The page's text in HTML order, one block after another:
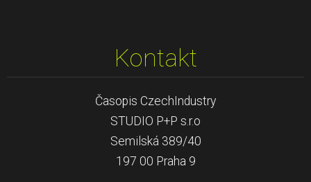
Kontakt
Časopis CzechIndustry
STUDIO P+P s.r.o
Semilská 389/40
197 00 Praha 9